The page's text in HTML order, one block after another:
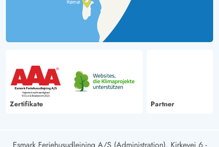
Zertifikate Partner
Esmark Feriehusudlejning A/S (Administration), Kirkevej 6 -